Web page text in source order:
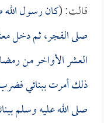
قالت: (كان رسول الله
صلى الفجر، ثم دخل
العشر الأواخر من
ذلك أمرت ببنائي
صلى الله عليه وسلم